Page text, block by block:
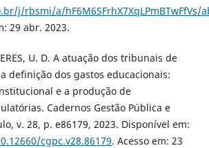
j/rbsmi/a/hF6M6SFrhX7XqLPmBTwFfVs/
29 abr. 2023.
U. D. A atuação dos tribunais de
definição dos gastos educacionais:
e a produção de
Cadernos Gestão Pública e
v. 28, p. e86179, 2023. Disponível em:
cgpc.v28.86179. Acesso em: 23